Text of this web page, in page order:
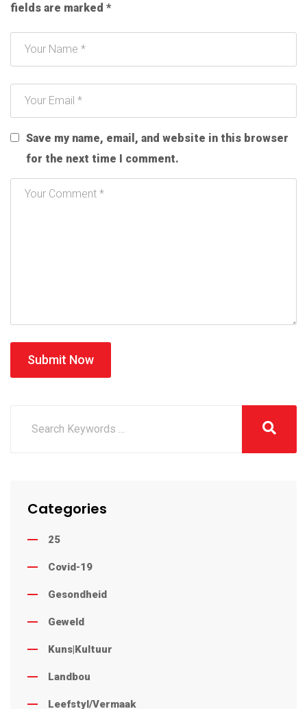
fields are marked *
Save my name, email, and website in this browser
for the next time I comment.
Submit Now
Categories
25
Covid-19
Gesondheid
Geweld
Kuns|Kultuur
Landbou
Leefstyl/Vermaak